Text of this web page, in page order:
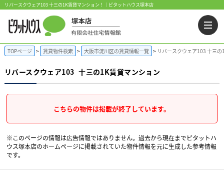
リバースクウェア103 十三の1K賃貸マンション！｜ピタットハウス塚本店
TOPページ 賃貸物件検索 大阪市淀川区の賃貸情報一覧 リバースクウェア103 十三
リバースクウェア103 十三の1K賃貸マンション
こちらの物件は掲載が終了しています。
※このページの情報は広告情報ではありません。過去から現在までピタットハ
ウス塚本店のホームぺージに掲載されていた物件情報を元に生成した参考情報
です。